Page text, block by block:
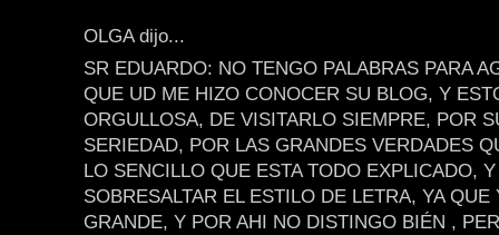
OLGA dijo...
SR EDUARDO: NO TENGO PALABRAS PARA
QUE UD ME HIZO CONOCER SU BLOG, Y
ORGULLOSA, DE VISITARLO SIEMPRE, POR
SERIEDAD, POR LAS GRANDES VERDADES
LO SENCILLO QUE ESTA TODO EXPLICADO,
SOBRESALTAR EL ESTILO DE LETRA, YA QUE
GRANDE, Y POR AHI NO DISTINGO BIÉN ,